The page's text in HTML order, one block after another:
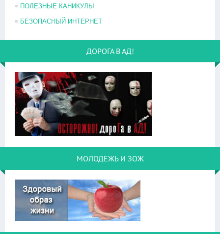
ПОЛЕЗНЫЕ КАНИКУЛЫ
БЕЗОПАСНЫЙ ИНТЕРНЕТ
ДОРОГА В АД!
МОЛОДЕЖЬ И ЗОЖ